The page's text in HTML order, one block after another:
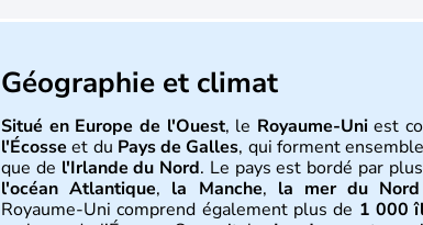
Géographie et climat
Situé en Europe de l'Ouest, le Royaume-Uniest
l'Écosse et du Pays de Galles, qui forment
que de l'Irlande du Nord. Le pays est bordé par
l'océan Atlantique, la Manche, la mer du Nord
Royaume-Uni comprend également plus de 1 000